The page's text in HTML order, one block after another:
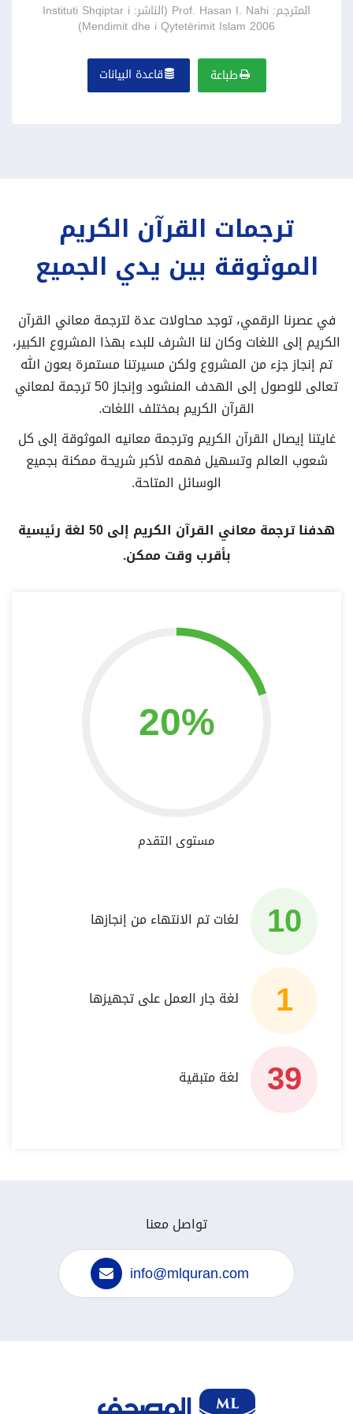
المترجم: Prof. Hasan I. Nahi (الناشر: Instituti Shqiptar i
Mendimit dhe i Qytetërimit Islam 2006)
طباعة قاعدة البيانات
ترجمات القرآن الكريم
الموثوقة بين يدي الجميع
في عصرنا الرقمي، توجد محاولات عدة لترجمة معاني القرآن
الكريم إلى اللغات وكان لنا الشرف للبدء بهذا المشروع الكبير،
تم إنجاز جزء من المشروع ولكن مسيرتنا مستمرة بعون الله
تعالى للوصول إلى الهدف المنشود وإنجاز 50 ترجمة لمعاني
القرآن الكريم بمختلف اللغات.
غايتنا إيصال القرآن الكريم وترجمة معانيه الموثوقة إلى كل
شعوب العالم وتسهيل فهمه لأكبر شريحة ممكنة بجميع
الوسائل المتاحة.
هدفنا ترجمة معاني القرآن الكريم إلى 50 لغة رئيسية
بأقرب وقت ممكن.
20%
مستوى التقدم
10 لغات تم الانتهاء من إنجازها
1 لغة جار العمل على تجهيزها
39 لغة متبقية
تواصل معنا
info@mlquran.com